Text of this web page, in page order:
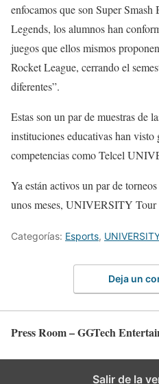
enfocamos que son Super
Legends, los alumnos han
juegos que ellos mismos
Rocket League, cerrando el
diferentes”.
Estas son un par de muestras de
instituciones educativas han
competencias como Telcel
Ya están activos un par de
unos meses, UNIVERSITY Tour
Categorías: Esports,
Deja un
Press Room – GGTech
Salir de la